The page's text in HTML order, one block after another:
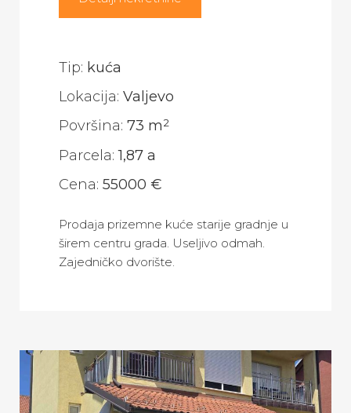
Tip: kuća
Lokacija: Valjevo
Površina: 73 m2
Parcela:1,87 a
Cena: 55000 €
Prodaja prizemne kuće starije gradnje u
širem centru grada. Useljivo odmah.
Zajedničko dvorište.